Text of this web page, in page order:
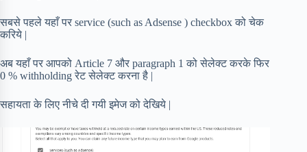
सबसे पहले यहाँ पर service (such as Adsense ) checkbox को चेक
करिये |
अब यहाँ पर आपको Article 7 और paragraph 1 को सेलेक्ट करके फिर
0 % withholding रेट सेलेक्ट करना है |
सहायता के लिए नीचे दी गयी इमेज को देखिये |